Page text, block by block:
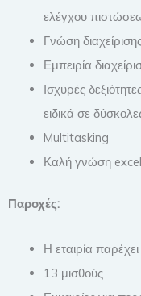
ελέγχου
Γνώση
Εμπειρία
Ισχυρές
ειδικά σε
Multitasking
Καλή γνώση
Παροχές:
Η εταιρία
13 μισθούς